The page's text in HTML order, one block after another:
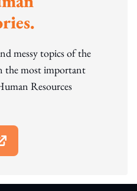
messy topics of the
the most important
Resources